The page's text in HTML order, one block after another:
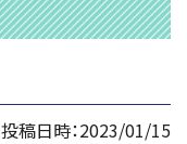
投稿日時：2023/01/15